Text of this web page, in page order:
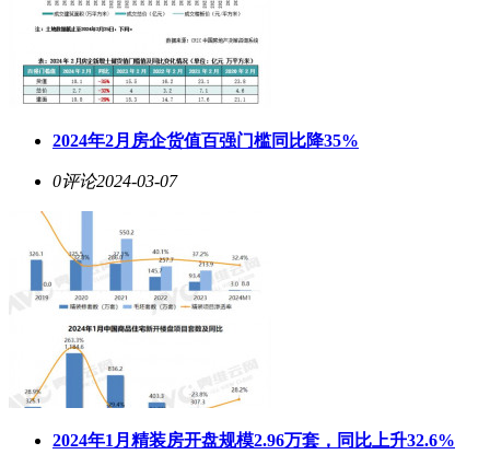
2024年2月房企货值百强门槛同比降35%
0评论2024-03-07
2024年1月精装房开盘规模2.96万套，同比上升32.6%